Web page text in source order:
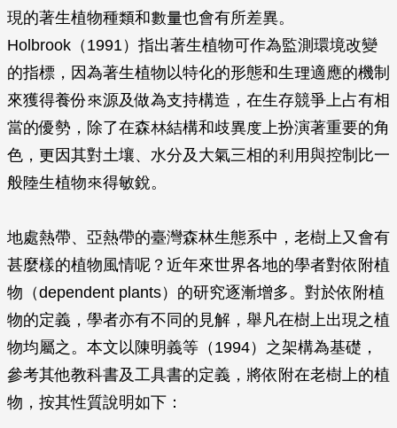
現的著生植物種類和數量也會有所差異。
Holbrook（1991）指出著生植物可作為監測環境改變
的指標，因為著生植物以特化的形態和生理適應的機制
來獲得養份來源及做為支持構造，在生存競爭上占有相
當的優勢，除了在森林結構和歧異度上扮演著重要的角
色，更因其對土壤、水分及大氣三相的利用與控制比一
般陸生植物來得敏銳。
地處熱帶、亞熱帶的臺灣森林生態系中，老樹上又會有
甚麼樣的植物風情呢？近年來世界各地的學者對依附植
物（dependent plants）的研究逐漸增多。對於依附植
物的定義，學者亦有不同的見解，舉凡在樹上出現之植
物均屬之。本文以陳明義等（1994）之架構為基礎，
參考其他教科書及工具書的定義，將依附在老樹上的植
物，按其性質說明如下：